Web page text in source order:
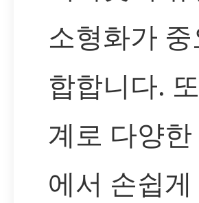
소형화가
합합니다.
계로 다양
에서 손쉽